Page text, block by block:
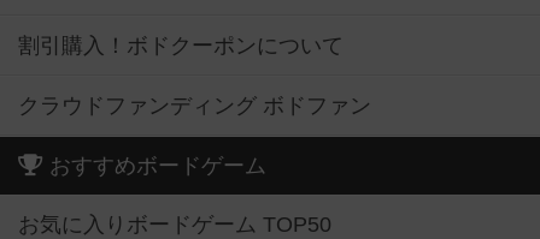
割引購入！ボドクーポンについて
クラウドファンディング ボドファン
おすすめボードゲーム
お気に入りボードゲーム TOP50